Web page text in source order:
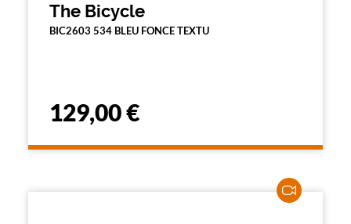
The Bicycle
BIC2603 534 BLEU FONCE TEXTU
129,00 €